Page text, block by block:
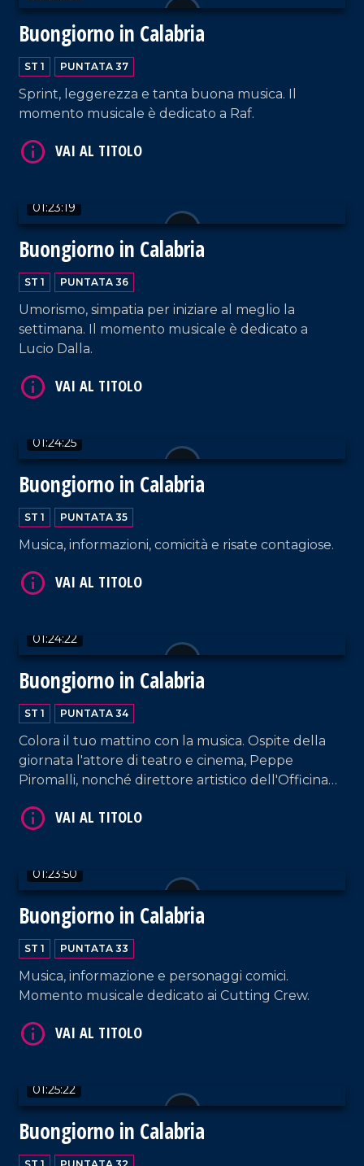
Buongiorno in Calabria
ST 1 PUNTATA 37
Sprint, leggerezza e tanta buona musica. Il
momento musicale è dedicato a Raf.
01:23:19
Buongiorno in Calabria
ST 1 PUNTATA 36
Umorismo, simpatia per iniziare al meglio la
settimana. Il momento musicale è dedicato a
Lucio Dalla.
01:24:25
Buongiorno in Calabria
ST 1 PUNTATA 35
Musica, informazioni, comicità e risate contagiose.
01:24:22
Buongiorno in Calabria
ST 1 PUNTATA 34
Colora il tuo mattino con la musica. Ospite della
giornata l'attore di teatro e cinema, Peppe
Piromalli, nonché direttore artistico dell'Officina
VAI AL TITOLO
01:23:50
Buongiorno in Calabria
ST 1 PUNTATA 33
Musica, informazione e personaggi comici.
Momento musicale dedicato ai Cutting Crew.
VAI AL TITOLO
01:25:22
Buongiorno in Calabria
VAI AL TITOLO